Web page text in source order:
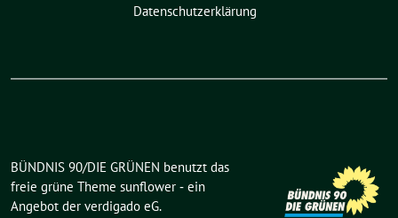
Datenschutzerklärung
BÜNDNIS 90/DIE GRÜNEN benutzt das
freie grüne Theme sunflower ‐ ein
Angebot der verdigado eG.